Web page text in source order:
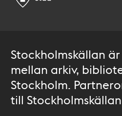
Stockholmskällan
mellan arkiv,
Stockholm.
till